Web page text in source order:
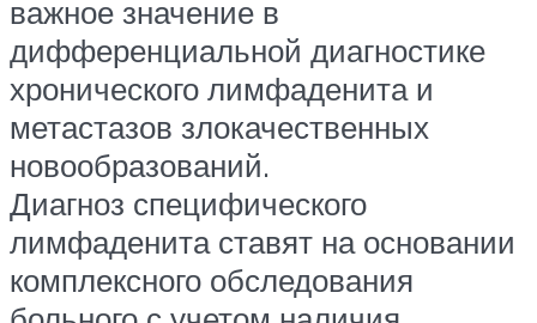
важное значение в
дифференциальной диагностике
хронического лимфаденита и
метастазов злокачественных
новообразований.
Диагноз специфического
лимфаденита ставят на основании
комплексного обследования